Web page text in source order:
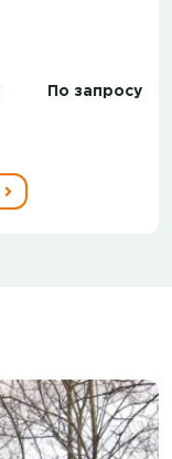
По запросу